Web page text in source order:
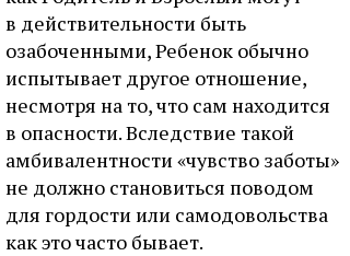
в действительности быть
озабоченными, Ребенок обычно
испытывает другое отношение,
несмотря на то, что сам находится
в опасности. Вследствие такой
амбивалентности «чувство заботы»
не должно становиться поводом
для гордости или самодовольства
как это часто бывает.